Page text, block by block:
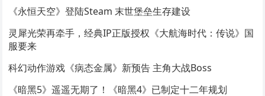
《永恒天空》登陆Steam 末世堡垒生存建设
灵犀光荣再牵手，经典IP正版授权《大航海时代：传说》国
服要来
科幻动作游戏《病态金属》新预告 主角大战Boss
《暗黑5》遥遥无期了！《暗黑4》已制定十二年规划